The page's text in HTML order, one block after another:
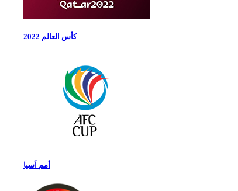
كأس العالم 2022
أمم آسيا